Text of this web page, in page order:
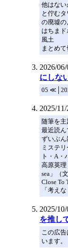
他はない
と佇む
の廃墟の
はちまド
風土
まとめ
2026/
にしな
05
2025/
随筆を
最近読ん
ずいぶ
ミステ
ト・A・
高原英理
sea」（
Close To
「考えな
2025/
を推し
この広
います。